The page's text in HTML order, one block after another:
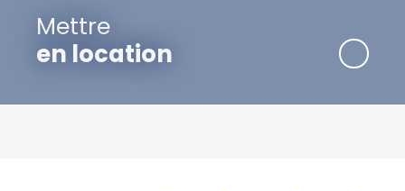
Mettre
en location